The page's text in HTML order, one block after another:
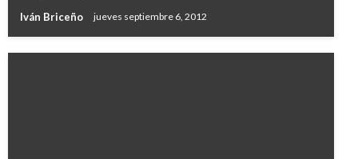
Iván Briceño jueves septiembre 6, 2012